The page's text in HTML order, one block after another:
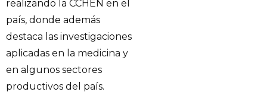
realizando la CCHEN en el
país, donde además
destaca las investigaciones
aplicadas en la medicina y
en algunos sectores
productivos del país.